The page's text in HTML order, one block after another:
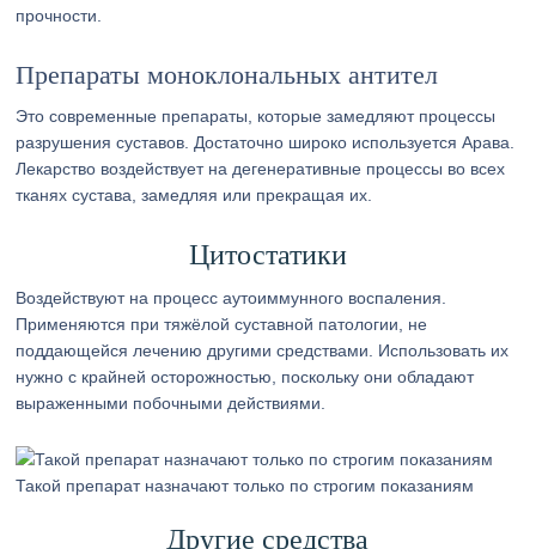
прочности.
Препараты моноклональных антител
Это современные препараты, которые замедляют процессы
разрушения суставов. Достаточно широко используется Арава.
Лекарство воздействует на дегенеративные процессы во всех
тканях сустава, замедляя или прекращая их.
Цитостатики
Воздействуют на процесс аутоиммунного воспаления.
Применяются при тяжёлой суставной патологии, не
поддающейся лечению другими средствами. Использовать их
нужно с крайней осторожностью, поскольку они обладают
выраженными побочными действиями.
Такой препарат назначают только по строгим показаниям
Другие средства